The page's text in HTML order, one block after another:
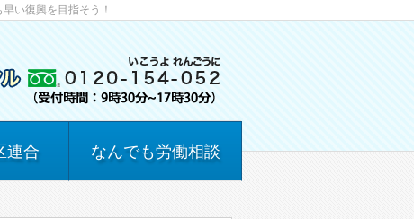
い復興を目指そう！
連合 なんでも労働相談